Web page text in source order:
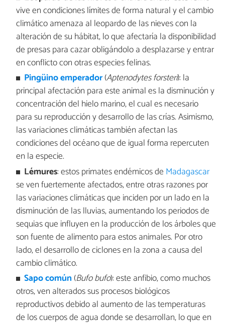
vive en condiciones límites de forma natural y el cambio
climático amenaza al leopardo de las nieves con la
alteración de su hábitat, lo que afectaría la disponibilidad
de presas para cazar obligándolo a desplazarse y entrar
en conflicto con otras especies felinas.
Pingüino emperador(Aptenodytes forsteri): la
principal afectación para este animal es la disminución y
concentración del hielo marino, el cual es necesario
para su reproducción y desarrollo de las crías. Asimismo,
las variaciones climáticas también afectan las
condiciones del océano que de igual forma repercuten
en la especie.
Lémures: estos primates endémicos de Madagascar
se ven fuertemente afectados, entre otras razones por
las variaciones climáticas que inciden por un lado en la
disminución de las lluvias, aumentando los periodos de
sequias que influyen en la producción de los árboles que
son fuente de alimento para estos animales. Por otro
lado, el desarrollo de ciclones en la zona a causa del
cambio climático.
Sapo común (Bufo bufo): este anfibio, como muchos
otros, ven alterados sus procesos biológicos
reproductivos debido al aumento de las temperaturas
de los cuerpos de agua donde se desarrollan, lo que en